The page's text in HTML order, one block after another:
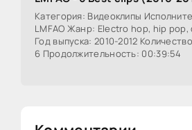
Категория: Видеоклипы
LMFAO Жанр: Electro hop, hip pop,
Год выпуска: 2010-2012
6 Продолжительность: 00:39:54